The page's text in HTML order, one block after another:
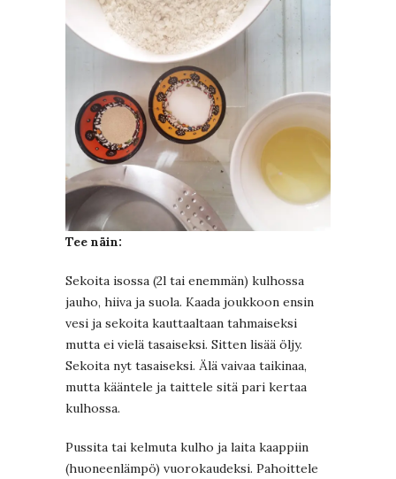
Tee näin:
Sekoita isossa (2l tai enemmän) kulhossa
jauho, hiiva ja suola. Kaada joukkoon ensin
vesi ja sekoita kauttaaltaan tahmaiseksi
mutta ei vielä tasaiseksi. Sitten lisää öljy.
Sekoita nyt tasaiseksi. Älä vaivaa taikinaa,
mutta kääntele ja taittele sitä pari kertaa
kulhossa.
Pussita tai kelmuta kulho ja laita kaappiin
(huoneenlämpö) vuorokaudeksi. Pahoittele